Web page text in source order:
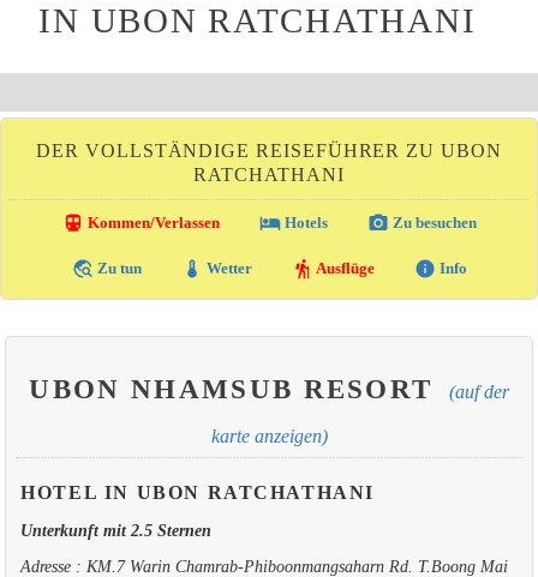
IN UBON RATCHATHANI
DER VOLLSTÄNDIGE REISEFÜHRER ZU UBON
RATCHATHANI
directions_transit Kommen/Verlassen local_hotelHotels photo_camera Zu besuchen
travel_explore Zu tun thermostat Wetter hiking Ausflüge info Info
UBON NHAMSUB RESORT (auf der
karte anzeigen)
HOTEL IN UBON RATCHATHANI
Unterkunft mit 2.5 Sternen
Adresse : KM.7 Warin Chamrab-Phiboonmangsaharn Rd. T.Boong Mai